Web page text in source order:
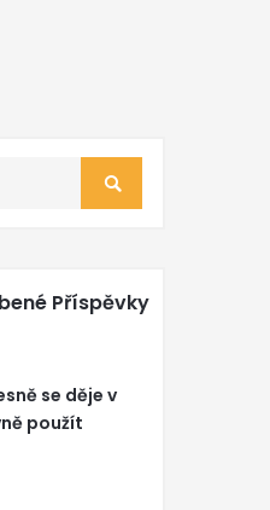
Příspěvky
se děje v
použít